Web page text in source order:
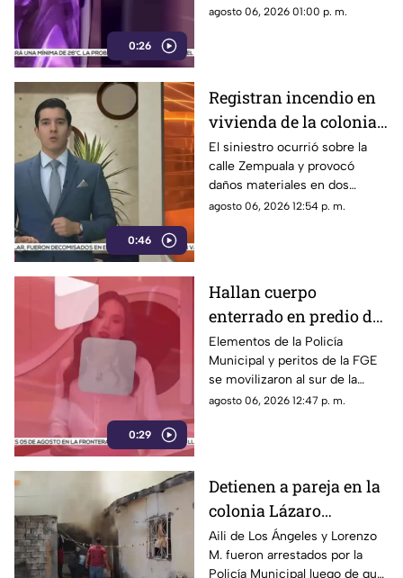
0:26
Azucenas tras el reporte del
agosto 06, 2026 01:00 p. m.
0:46
Registran incendio en
vivienda de la colonia
Fronteriza; bomberos
controlan las llamas
El siniestro ocurrió sobre la
calle Zempuala y provocó
daños materiales en dos
habitaciones; Protección Civil
agosto 06, 2026 12:54 p. m.
0:29
Hallan cuerpo
enterrado en predio de
la colonia División del
Norte en Chihuahua
Elementos de la Policía
Municipal y peritos de la FGE
se movilizaron al sur de la
capital tras el descubrimiento
agosto 06, 2026 12:47 p. m.
Detienen a pareja en la
colonia Lázaro
Cárdenas tras riña,
agresión física y un
Aili de Los Ángeles y Lorenzo
M. fueron arrestados por la
Policía Municipal luego de que